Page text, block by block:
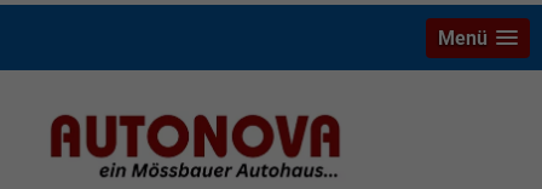
Menü